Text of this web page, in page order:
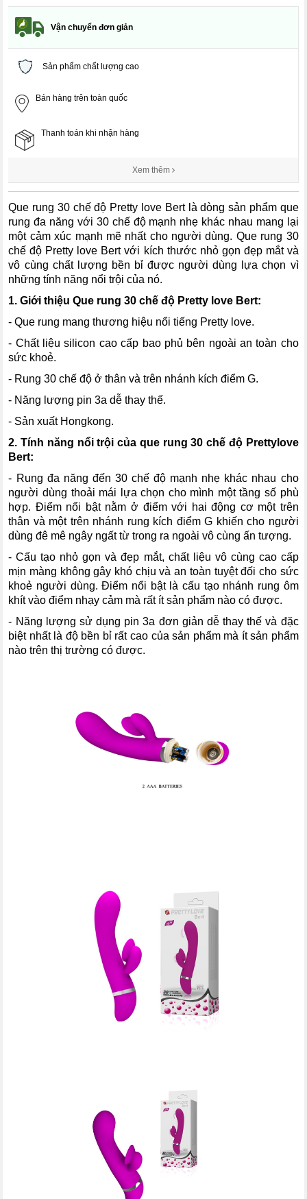
Vận chuyển đơn giản
Sản phẩm chất lượng cao
Bán hàng trên toàn quốc
Thanh toán khi nhận hàng
Xem thêm
Que rung 30 chế độ Pretty love Bert là dòng sản phẩm que
rung đa năng với 30 chế độ mạnh nhẹ khác nhau mang lại
một cảm xúc mạnh mẽ nhất cho người dùng. Que rung 30
chế độ Pretty love Bert với kích thước nhỏ gọn đẹp mắt và
vô cùng chất lượng bền bỉ được người dùng lựa chọn vì
những tính năng nổi trội của nó.
1. Giới thiệu Que rung 30 chế độ Pretty love Bert:
- Que rung mang thương hiệu nổi tiếng Pretty love.
- Chất liệu silicon cao cấp bao phủ bên ngoài an toàn cho
sức khoẻ.
- Rung 30 chế độ ở thân và trên nhánh kích điểm G.
- Năng lượng pin 3a dễ thay thế.
- Sản xuất Hongkong.
2. Tính năng nổi trội của que rung 30 chế độ Prettylove
Bert:
- Rung đa năng đến 30 chế độ mạnh nhẹ khác nhau cho
người dùng thoải mái lựa chọn cho mình một tầng số phù
hợp. Điểm nổi bật nằm ở điểm với hai động cơ một trên
thân và một trên nhánh rung kích điểm G khiến cho người
dùng đê mê ngây ngất từ trong ra ngoài vô cùng ấn tượng.
- Cấu tạo nhỏ gọn và đẹp mắt, chất liệu vô cùng cao cấp
mịn màng không gây khó chịu và an toàn tuyệt đối cho sức
khoẻ người dùng. Điểm nổi bật là cấu tạo nhánh rung ôm
khít vào điểm nhạy cảm mà rất ít sản phẩm nào có được.
- Năng lượng sử dụng pin 3a đơn giản dễ thay thế và đặc
biệt nhất là độ bền bỉ rất cao của sản phẩm mà ít sản phẩm
nào trên thị trường có được.